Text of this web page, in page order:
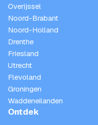
Overijssel
Noord-Brabant
Noord-Holland
Drenthe
Friesland
Utrecht
Flevoland
Groningen
Waddeneilanden
Ontdek